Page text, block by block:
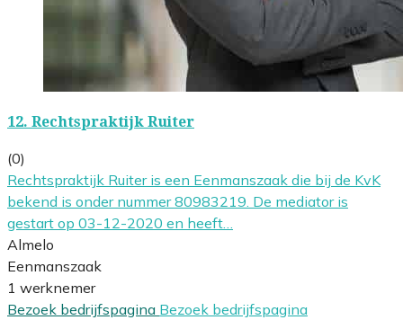
12. Rechtspraktijk Ruiter
(0)
Rechtspraktijk Ruiter is een Eenmanszaak die bij de KvK
bekend is onder nummer 80983219. De mediator is
gestart op 03-12-2020 en heeft…
Almelo
Eenmanszaak
1 werknemer
Bezoek bedrijfspagina Bezoek bedrijfspagina